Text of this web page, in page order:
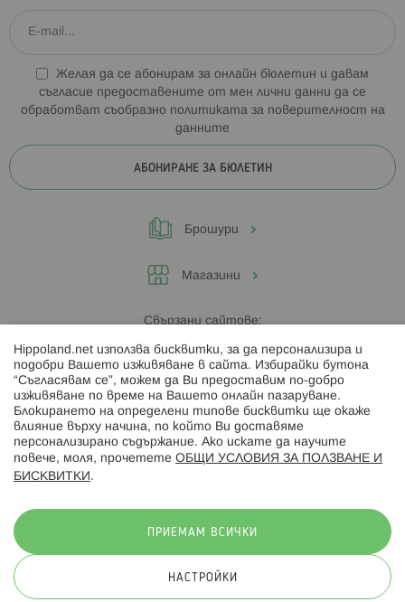
Желая да се абонирам за онлайн бюлетин и давам
съгласие предоставените от мен лични данни да се
обработват съобразно политиката за поверителност на
данните
АБОНИРАНЕ ЗА БЮЛЕТИН
Брошури
Магазини
Свързани сайтове:
Hippoland.ro
Последвайте ни:
© 2026 Hippoland.net. Всички права запазени
Hippoland.net използва бисквитки, за да персонализира и
подобри Вашето изживяване в сайта. Избирайки бутона
“Съгласявам се”, можем да Ви предоставим по-добро
изживяване по време на Вашето онлайн пазаруване.
Блокирането на определени типове бисквитки ще окаже
влияние върху начина, по който Ви доставяме
персонализирано съдържание. Ако искате да научите
повече, моля, прочетете ОБЩИ УСЛОВИЯ ЗА ПОЛЗВАНЕ И
БИСКВИТКИ .
ПРИЕМАМ ВСИЧКИ
НАСТРОЙКИ